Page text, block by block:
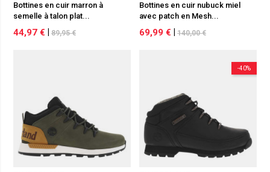
Bottines en cuir marron à
semelle à talon plat...
44,97 € 89,95 €
Bottines en cuir nubuck miel
avec patch en Mesh...
69,99 € 140,00 €
-40%